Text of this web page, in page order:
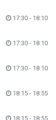
17:30 - 18:10
17:30 - 18:10
17:30 - 18:10
18:15 - 18:55
18:15 - 18:55